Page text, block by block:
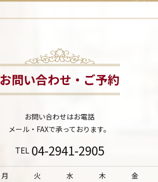
お問い合わせ・ご予約
お問い合わせはお電話
メール・FAXで承っております。
TEL 04-2941-2905
月 火 水 木 金